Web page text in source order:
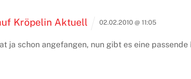
Kröpelin Aktuell 02.02.2010 @ 11:05
ja schon angefangen, nun gibt es eine